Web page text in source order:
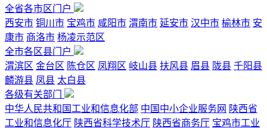
全省各市区门户
西安市 铜川市 宝鸡市 咸阳市 渭南市 延安市 汉中市 榆林市 安
康市 商洛市 杨凌示范区
全市各区县门户
渭滨区 金台区 陈仓区 凤翔区 岐山县 扶风县 眉县 陇县 千阳县
麟游县 凤县 太白县
各级有关部门
中华人民共和国工业和信息化部 中国中小企业服务网 陕西省
工业和信息化厅 陕西省科学技术厅 陕西省商务厅 宝鸡市工业